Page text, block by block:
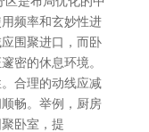
频率和玄妙性进
围聚进口，而卧
密的休息环境。
合理的动线应减
畅。举例，厨房
卧室，提